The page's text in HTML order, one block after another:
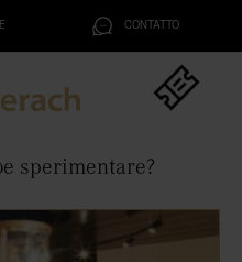
CONTATTO
sperimentare?